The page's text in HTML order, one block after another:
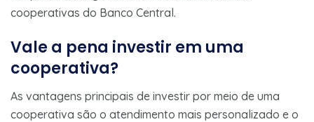
cooperativas do Banco Central.
Vale a pena investir em uma
cooperativa?
As vantagens principais de investir por meio de uma
cooperativa são o atendimento mais personalizado e o